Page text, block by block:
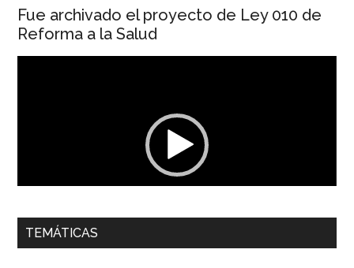
Fue archivado el proyecto de Ley 010 de
Reforma a la Salud
00:00 01:04
Dra. Carolina Corcho Mejía,Presidenta Corporación
TEMÁTICAS